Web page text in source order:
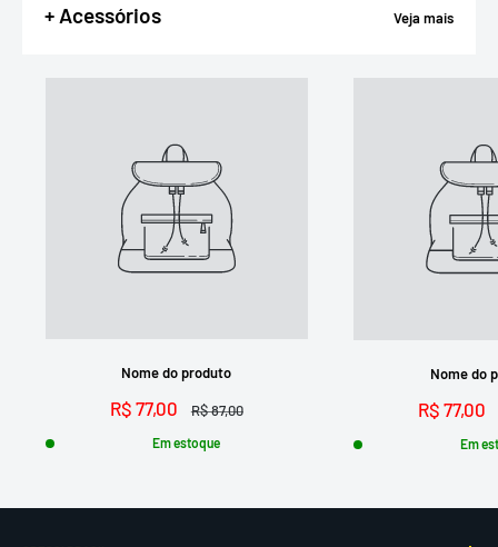
+ Acessórios Veja mais
Nome do produto
R$ 77,00 R$ 87,00
Em estoque
Nome do
R$ 77,00
Em